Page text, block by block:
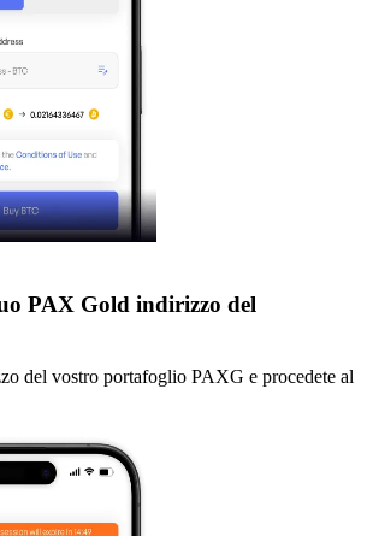
PAX Gold indirizzo del
del vostro portafoglio PAXG e procedete al